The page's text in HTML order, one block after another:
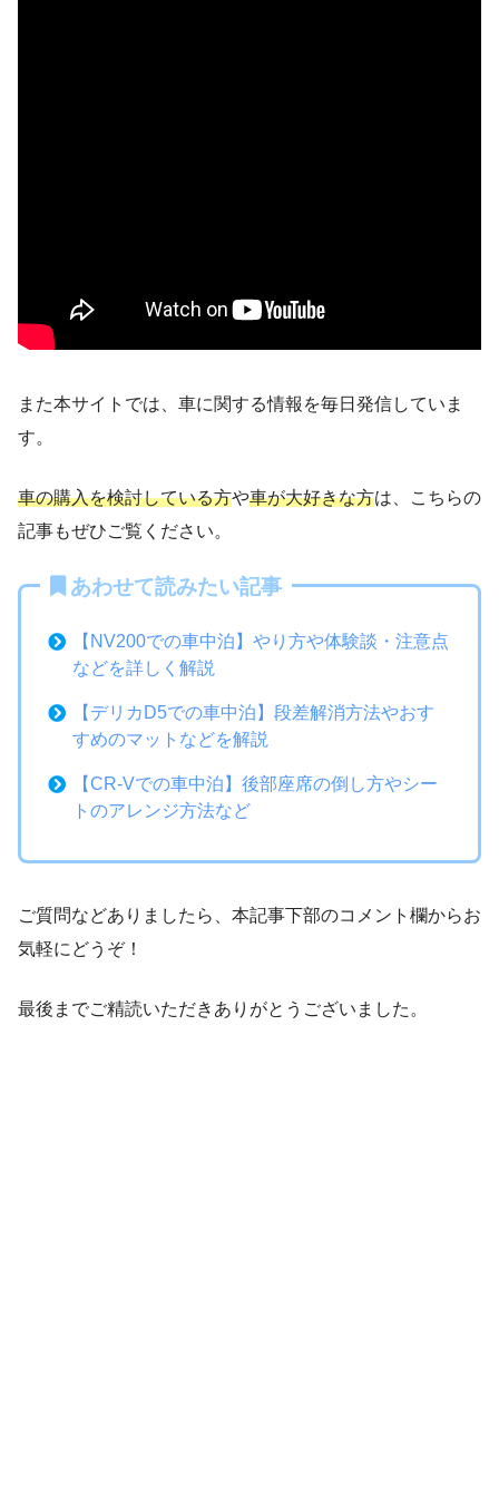
また本サイトでは、車に関する情報を毎日発信していま
す。
車の購入を検討している方や車が大好きな方は、こちらの
記事もぜひご覧ください。
あわせて読みたい記事
【NV200での車中泊】やり方や体験談・注意点
などを詳しく解説
【デリカD5での車中泊】段差解消方法やおす
すめのマットなどを解説
【CR-Vでの車中泊】後部座席の倒し方やシー
トのアレンジ方法など
ご質問などありましたら、本記事下部のコメント欄からお
気軽にどうぞ！
最後までご精読いただきありがとうございました。